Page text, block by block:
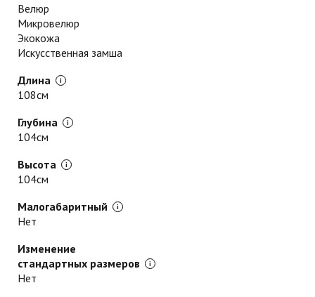
Велюр
Микровелюр
Экокожа
Искусственная замша
Длина
108см
Глубина
104см
Высота
104см
Малогабаритный
Нет
Изменение
стандартных размеров
Нет